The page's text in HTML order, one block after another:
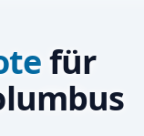
für